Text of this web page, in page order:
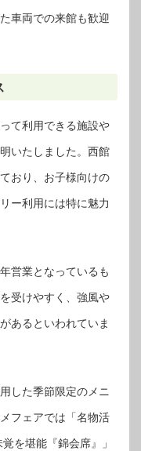
車両での来館も歓迎
て利用できる施設や
いたしました。西館
おり、お子様向けの
ー利用には特に魅力
営業となっているも
受けやすく、強風や
あるといわれていま
した季節限定のメニ
フェアでは「名物活
を堪能『錦会席』」